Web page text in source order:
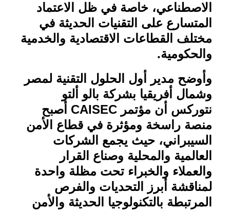
الاصطناعي، خاصة في ظل الاعتماد
المتسارع على التقنيات الحديثة في
مختلف القطاعات الاقتصادية والخدمية
والحكومية.
وأوضح مدير أول الحلول التقنية لمصر
وشمال أفريقيا بشركة بالو ألتو
نتوركس أن مؤتمر CAISEC أصبح
منصة راسخة ومؤثرة في قطاع الأمن
السيبراني، حيث يجمع الشركات
العالمية والمحلية وصناع القرار
والعملاء والخبراء تحت مظلة واحدة
لمناقشة أبرز التحديات والفرص
المرتبطة بالتكنولوجيا الحديثة والأمن